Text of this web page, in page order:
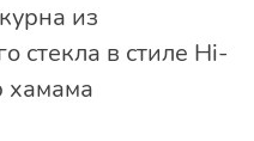
из
стекла в стиле Hi-
хамама